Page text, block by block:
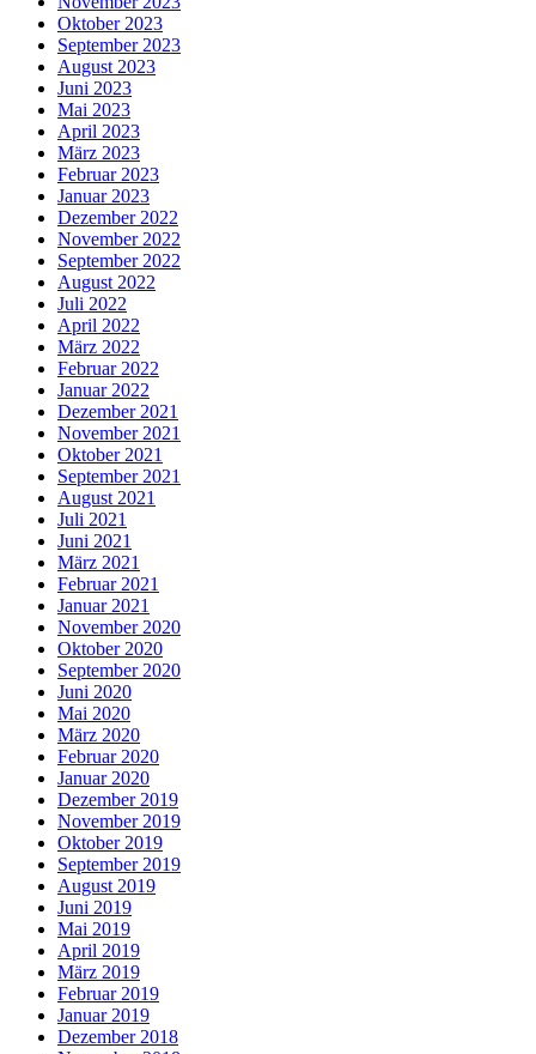
Oktober 2023
September 2023
August 2023
Juni 2023
Mai 2023
April 2023
März 2023
Februar 2023
Januar 2023
Dezember 2022
November 2022
September 2022
August 2022
Juli 2022
April 2022
März 2022
Februar 2022
Januar 2022
Dezember 2021
November 2021
Oktober 2021
September 2021
August 2021
Juli 2021
Juni 2021
März 2021
Februar 2021
Januar 2021
November 2020
Oktober 2020
September 2020
Juni 2020
Mai 2020
März 2020
Februar 2020
Januar 2020
Dezember 2019
November 2019
Oktober 2019
September 2019
August 2019
Juni 2019
Mai 2019
April 2019
März 2019
Februar 2019
Januar 2019
Dezember 2018